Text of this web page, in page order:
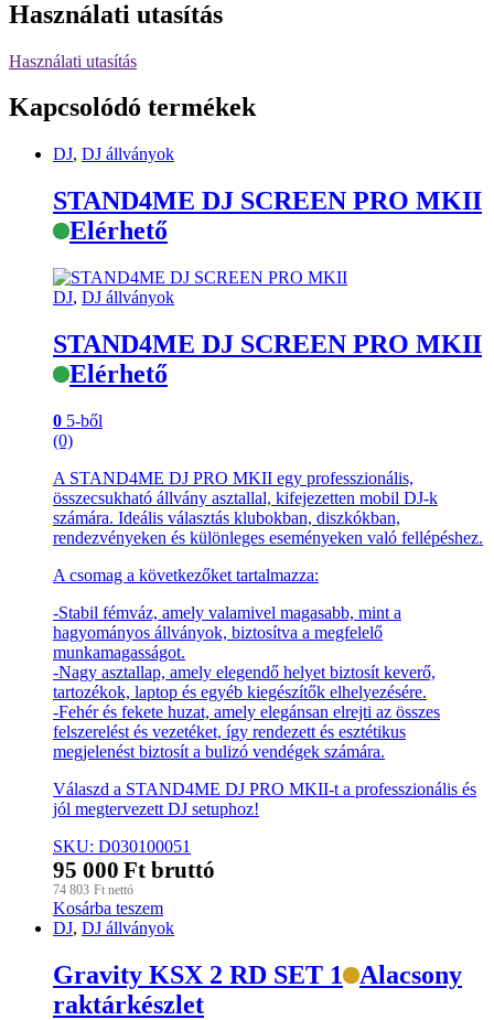
Használati utasítás
Használati utasítás
Kapcsolódó termékek
DJ, DJ állványok
STAND4ME DJ SCREEN PRO MKII
Elérhető
DJ, DJ állványok
STAND4ME DJ SCREEN PRO MKII
Elérhető
0 5-ből
(0)
A STAND4ME DJ PRO MKII egy professzionális,
összecsukható állvány asztallal, kifejezetten mobil DJ-k
számára. Ideális választás klubokban, diszkókban,
rendezvényeken és különleges eseményeken való fellépéshez.
A csomag a következőket tartalmazza:
-Stabil fémváz, amely valamivel magasabb, mint a
hagyományos állványok, biztosítva a megfelelő
munkamagasságot.
-Nagy asztallap, amely elegendő helyet biztosít keverő,
tartozékok, laptop és egyéb kiegészítők elhelyezésére.
-Fehér és fekete huzat, amely elegánsan elrejti az összes
felszerelést és vezetéket, így rendezett és esztétikus
megjelenést biztosít a bulizó vendégek számára.
Válaszd a STAND4ME DJ PRO MKII-t a professzionális és
jól megtervezett DJ setuphoz!
SKU: D030100051
95 000 Ft bruttó
74 803 Ft nettó
Kosárba teszem
DJ, DJ állványok
Gravity KSX 2 RD SET 1
Alacsony
raktárkészlet